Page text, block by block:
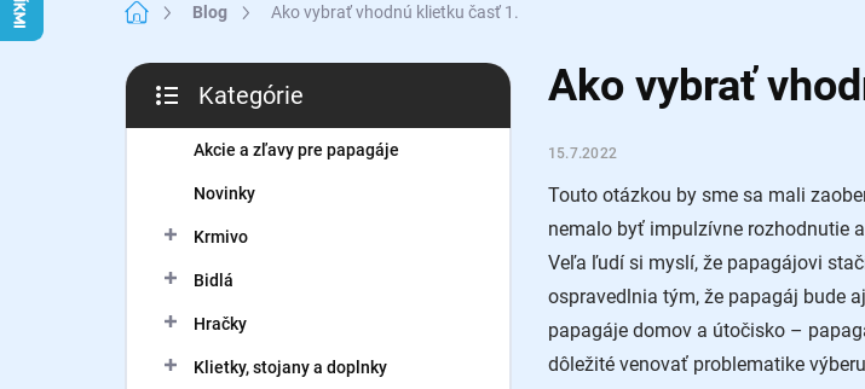
DomovBlog Ako vybrať vhodnú klietku časť 1.
B
č
kategórie
Kategórie
Akcie a zľavy pre papagáje
Novinky
Krmivo
Bidlá
Hračky
Klietky, stojany a doplnky
Ako vybrať
15.7.2022
Touto otázkou by sme sa mali
nemalo byť impulzívne rozhodnutie
Veľa ľudí si myslí, že papagájovi
ospravedlnia tým, že papagáj bude
papagáje domov a útočisko –
dôležité venovať problematike